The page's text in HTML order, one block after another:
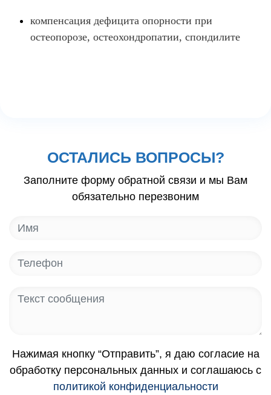
компенсация дефицита опорности при
остеопорозе, остеохондропатии, спондилите
ОСТАЛИСЬ ВОПРОСЫ?
Заполните форму обратной связи и мы Вам
обязательно перезвоним
Нажимая кнопку “Отправить”, я даю согласие на
обработку персональных данных и соглашаюсь с
политикой конфиденциальности